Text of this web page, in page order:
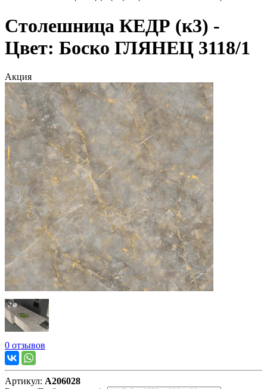
Столешница КЕДР (к3) -
Цвет: Боско ГЛЯНЕЦ 3118/1
Акция
0 отзывов
Артикул: А206028